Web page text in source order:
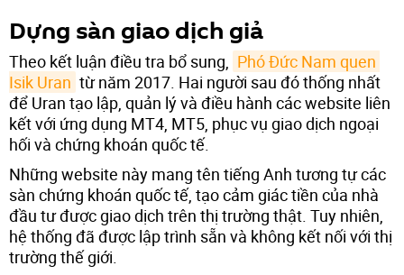
Dựng sàn giao dịch giả
Theo kết luận điều tra bổ sung, Phó Đức Nam quen
Isik Uran từ năm 2017. Hai người sau đó thống nhất
để Uran tạo lập, quản lý và điều hành các website liên
kết với ứng dụng MT4, MT5, phục vụ giao dịch ngoại
hối và chứng khoán quốc tế.
Những website này mang tên tiếng Anh tương tự các
sàn chứng khoán quốc tế, tạo cảm giác tiền của nhà
đầu tư được giao dịch trên thị trường thật. Tuy nhiên,
hệ thống đã được lập trình sẵn và không kết nối với thị
trường thế giới.